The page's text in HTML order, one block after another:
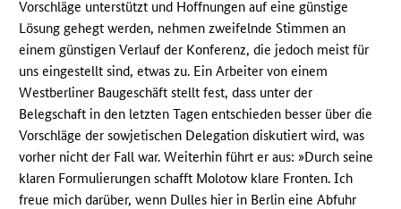
Vorschläge unterstützt und Hoffnungen auf eine günstige
Lösung gehegt werden, nehmen zweifelnde Stimmen an
einem günstigen Verlauf der Konferenz, die jedoch meist für
uns eingestellt sind, etwas zu. Ein Arbeiter von einem
Westberliner Baugeschäft stellt fest, dass unter der
Belegschaft in den letzten Tagen entschieden besser über die
Vorschläge der sowjetischen Delegation diskutiert wird, was
vorher nicht der Fall war. Weiterhin führt er aus: »Durch seine
klaren Formulierungen schafft Molotow klare Fronten. Ich
freue mich darüber, wenn Dulles hier in Berlin eine Abfuhr